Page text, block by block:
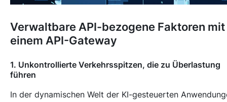
Verwaltbare API-bezogene Faktoren mit
einem API-Gateway
1. Unkontrollierte Verkehrsspitzen, die zu Überlastung
führen
In der dynamischen Welt der KI-gesteuerten